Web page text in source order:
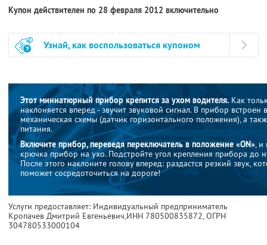
Купон действителен по 28 февраля 2012 включительно
Узнай, как воспользоваться купоном
Этот миниатюрный прибор крепится за ухом водителя. Как
наклоняется вперед - звучит звуковой сигнал. В прибор встроен
механическая схемы (датчик горизонтального положения), а
питания.
Включите прибор, переведя переключатель в положение «ON», и
крючка прибор на ухо. Подстройте угол крепления прибора до
После этого наклоните голову вперед: раздастся резкий звук,
поможет сосредоточиться на дороге!
Услуги предоставляет: Индивидуальный предприниматель
Кропачев Дмитрий Евгеньевич,ИНН 780500835872, ОГРН
304780533000104